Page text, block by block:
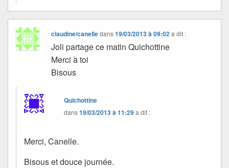
claudine/canelledans19/03/2013 à 09:02 a dit :
Joli partage ce matin Quichottine
Merci à toi
Bisous
Quichottine
dans19/03/2013 à 11:29a dit :
Merci, Canelle.
Bisous et douce journée.